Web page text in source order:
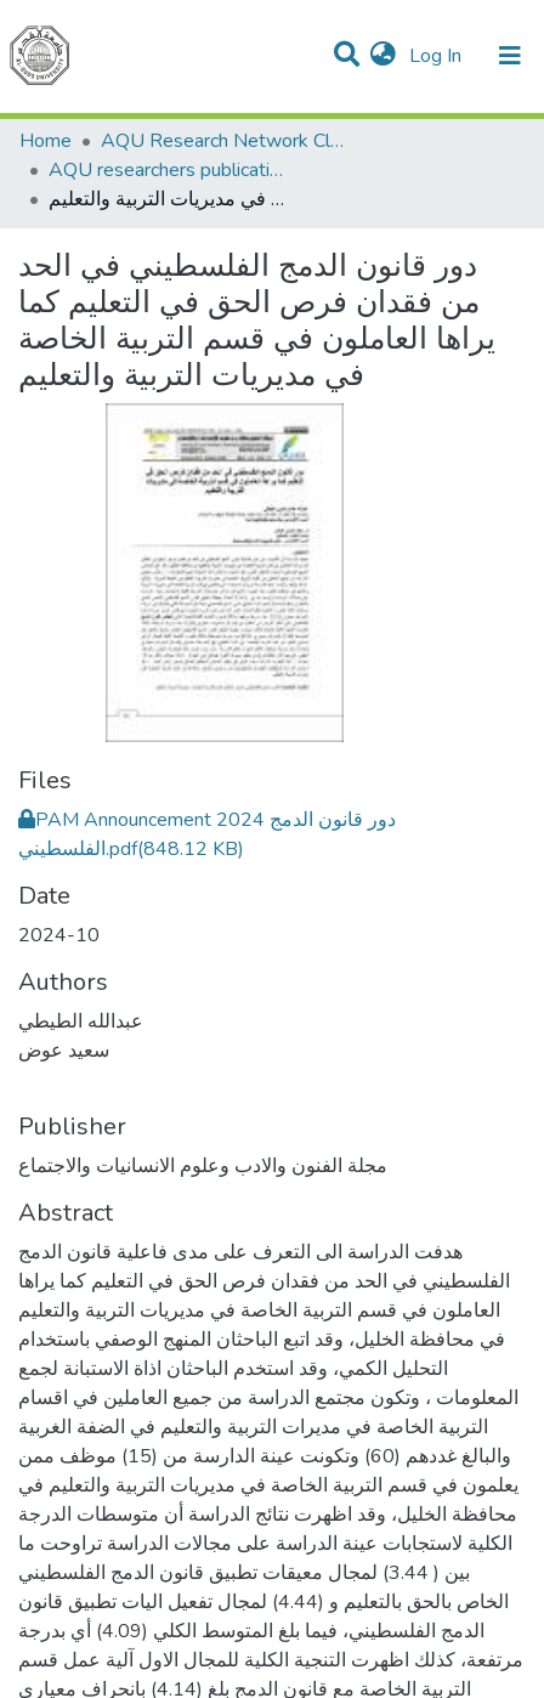
Log In (current)
Communities & Collections
All of DSpace
Home
AQU Research Network Clusters
AQU researchers publications
دور قانون الدمج الفلسطيني في الحد من فقدان فرص الحق في التعليم كما يراها العاملون في قسم التربية الخاصة في مديريات التربية والتعليم
دور قانون الدمج الفلسطيني في الحد
من فقدان فرص الحق في التعليم كما
يراها العاملون في قسم التربية الخاصة
في مديريات التربية والتعليم
Files
PAM Announcement 2024 دور قانون الدمج
الفلسطيني.pdf(848.12 KB)
Date
2024-10
Authors
عبدالله الطيطي
سعيد عوض
Publisher
مجلة الفنون والادب وعلوم الانسانيات والاجتماع
Abstract
هدفت الدراسة الى التعرف على مدى فاعلية قانون الدمج
الفلسطيني في الحد من فقدان فرص الحق في التعليم كما يراها
العاملون في قسم التربية الخاصة في مديريات التربية والتعليم
في محافظة الخليل، وقد اتبع الباحثان المنهج الوصفي باستخدام
التحليل الكمي، وقد استخدم الباحثان اذاة الاستبانة لجمع
المعلومات ، وتكون مجتمع الدراسة من جميع العاملين في اقسام
التربية الخاصة في مديرات التربية والتعليم في الضفة الغربية
والبالغ غددهم (60) وتكونت عينة الدارسة من (15) موظف ممن
يعلمون في قسم التربية الخاصة في مديريات التربية والتعليم في
محافظة الخليل، وقد اظهرت نتائج الدراسة أن متوسطات الدرجة
الكلية لاستجابات عينة الدراسة على مجالات الدراسة تراوحت ما
بين ( 3.44) لمجال معيقات تطبيق قانون الدمج الفلسطيني
الخاص بالحق بالتعليم و (4.44) لمجال تفعيل اليات تطبيق قانون
الدمج الفلسطيني، فيما بلغ المتوسط الكلي (4.09) أي بدرجة
مرتفعة، كذلك اظهرت التنجية الكلية للمجال الاول آلية عمل قسم
التربية الخاصة مع قانون الدمج بلغ (4.14) بانحراف معياري